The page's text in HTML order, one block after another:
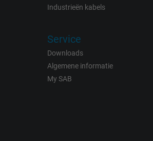
15 minutes
With the help of this ID, Google can
recognize the user on different
across domains and display
advertising.
Industrieën kabels
Service
Downloads
Algemene informatie
My SAB